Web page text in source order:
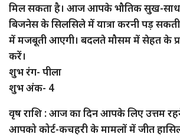
मिल सकता है। आज आपके भौतिक सुख-साधनों
बिजनेस के सिलसिले में यात्रा करनी पड़
में मजबूती आएगी। बदलते मौसम में सेहत के
करें।
शुभ रंग- पीला
शुभ अंक- 4
वृष राशि : आज का दिन आपके लिए उत्तम
आपको कोर्ट-कचहरी के मामलों में जीत